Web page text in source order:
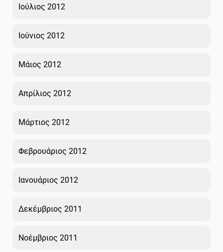
Ιούλιος 2012
Ιούνιος 2012
Μάιος 2012
Απρίλιος 2012
Μάρτιος 2012
Φεβρουάριος 2012
Ιανουάριος 2012
Δεκέμβριος 2011
Νοέμβριος 2011